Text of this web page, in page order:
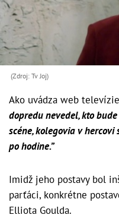
(Zdroj: Tv Joj)
Ako uvádza web
dopredu nevedel, kto
scéne, kolegovia v
po hodine.”
Imidž jeho postavy bol
parťáci, konkrétne
Elliota Goulda.